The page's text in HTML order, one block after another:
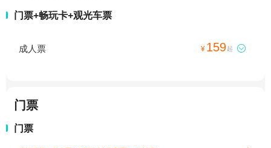
门票+畅玩卡+观光车票
成人票 ¥ 159起 
门票
门票